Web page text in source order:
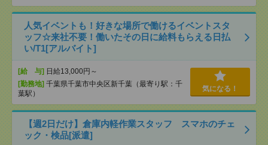
人気イベントも！好きな場所で働けるイベントスタ
ッフ☆来社不要！働いたその日に給料もらえる日払
い/T1[アルバイト]
[給 与] 日給13,000円～
[勤務地] 千葉県千葉市中央区新千葉（最寄り駅：千
葉駅）
気になる！
【週2日だけ】倉庫内軽作業スタッフ スマホのチェ
ック・検品[派遣]